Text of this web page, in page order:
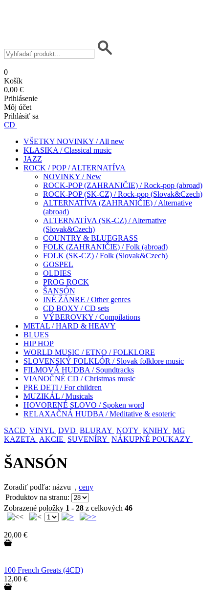
0
Košík
0,00 €
Prihlásenie
Môj účet
Prihlásiť sa
CD
VŠETKY NOVINKY / All new
KLASIKA / Classical music
JAZZ
ROCK / POP / ALTERNATÍVA
NOVINKY / New
ROCK-POP (ZAHRANIČIE) / Rock-pop (abroad)
ROCK-POP (SK-CZ) / Rock-pop (Slovak&Czech)
ALTERNATÍVA (ZAHRANIČIE) / Alternative
(abroad)
ALTERNATÍVA (SK-CZ) / Alternative
(Slovak&Czech)
COUNTRY & BLUEGRASS
FOLK (ZAHRANIČIE) / Folk (abroad)
FOLK (SK-CZ) / Folk (Slovak&Czech)
GOSPEL
OLDIES
PROG ROCK
ŠANSÓN
INÉ ŽÁNRE / Other genres
CD BOXY / CD sets
VÝBEROVKY / Compilations
METAL / HARD & HEAVY
BLUES
HIP HOP
WORLD MUSIC / ETNO / FOLKLORE
SLOVENSKÝ FOLKLÓR / Slovak folklore music
FILMOVÁ HUDBA / Soundtracks
VIANOČNÉ CD / Christmas music
PRE DETI / For children
MUZIKÁL / Musicals
HOVORENÉ SLOVO / Spoken word
RELAXAČNÁ HUDBA / Meditative & esoteric
SACD VINYL DVD BLURAY NOTY KNIHY MG
KAZETA AKCIE SUVENÍRY NÁKUPNÉ POUKAZY
ŠANSÓN
Zoradiť podľa: názvu , ceny
Produktov na stranu:
Zobrazené položky 1 - 28 z celkových 46
20,00 €
100 French Greats (4CD)
12,00 €